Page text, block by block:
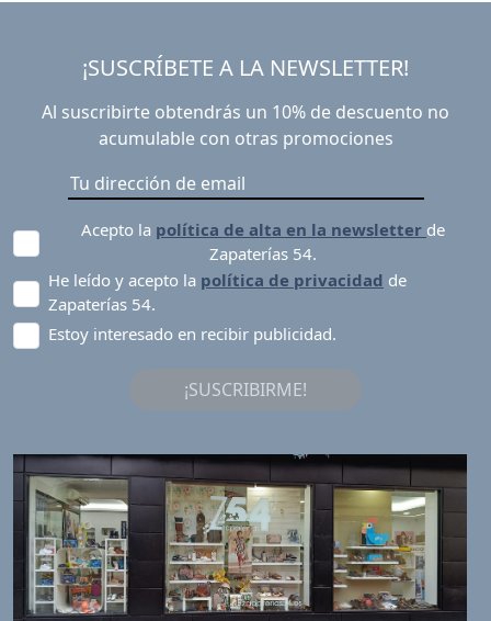
¡SUSCRÍBETE A LA NEWSLETTER!
Al suscribirte obtendrás un 10% de descuento no
acumulable con otras promociones
Acepto la política de alta en la newsletter de
Zapaterías 54.
He leído y acepto la política de privacidad de
Zapaterías 54.
Estoy interesado en recibir publicidad.
¡SUSCRIBIRME!